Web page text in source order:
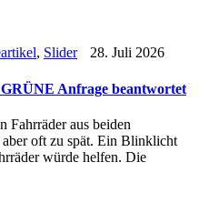
, Slider 28. Juli 2026
Anfrage beantwortet
Fahrräder aus beiden
oft zu spät. Ein Blinklicht
würde helfen. Die